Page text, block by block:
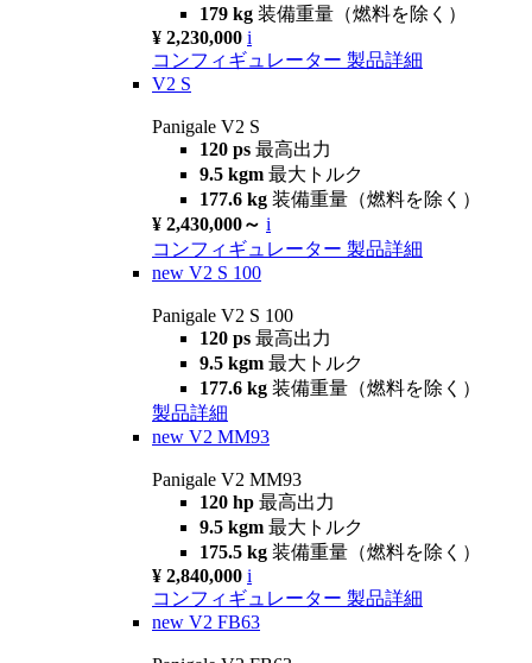
179 kg 装備重量（燃料を除く）
¥ 2,230,000 i
コンフィギュレーター 製品詳細
V2 S
Panigale V2 S
120 ps 最高出力
9.5 kgm 最大トルク
177.6 kg 装備重量（燃料を除く）
¥ 2,430,000～ i
コンフィギュレーター 製品詳細
new V2 S 100
Panigale V2 S 100
120 ps 最高出力
9.5 kgm 最大トルク
177.6 kg 装備重量（燃料を除く）
製品詳細
new V2 MM93
Panigale V2 MM93
120 hp 最高出力
9.5 kgm 最大トルク
175.5 kg 装備重量（燃料を除く）
¥ 2,840,000 i
コンフィギュレーター 製品詳細
new V2 FB63